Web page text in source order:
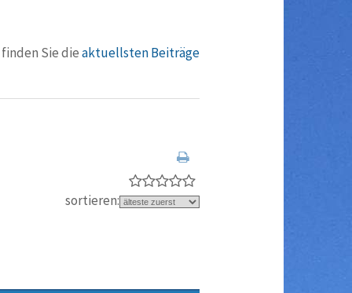
Sie dieaktuellsten Beiträge
sortieren: